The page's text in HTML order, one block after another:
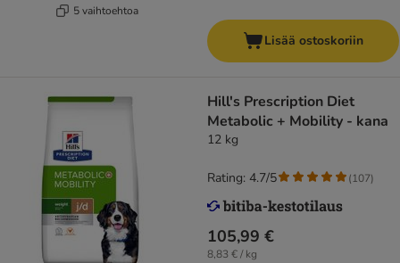
5 vaihtoehtoa
Lisää ostoskoriin
Hill's Prescription Diet
Metabolic + Mobility - kana
12 kg
105,99 €
8,83 € / kg
Rating: 4.7/5 (107)